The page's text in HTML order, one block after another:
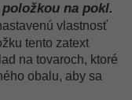
na pokl.
vlastnosť
tento zatext
na tovaroch, ktoré
obalu, aby sa